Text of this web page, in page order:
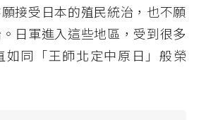
接受日本的殖民統治，也不願
日軍進入這些地區，受到很多
如同「王師北定中原日」般榮